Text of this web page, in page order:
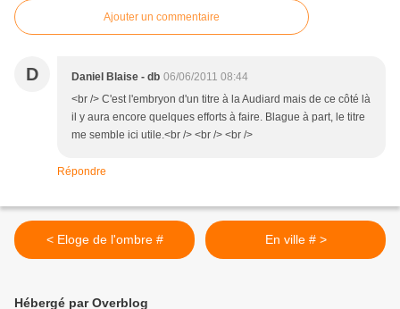
Ajouter un commentaire
D Daniel Blaise - db 06/06/2011 08:44
<br /> C'est l'embryon d'un titre à la Audiard mais de ce côté là
il y aura encore quelques efforts à faire. Blague à part, le titre
me semble ici utile.<br /> <br /> <br />
Répondre
< Eloge de l'ombre # En ville # >
Hébergé par Overblog